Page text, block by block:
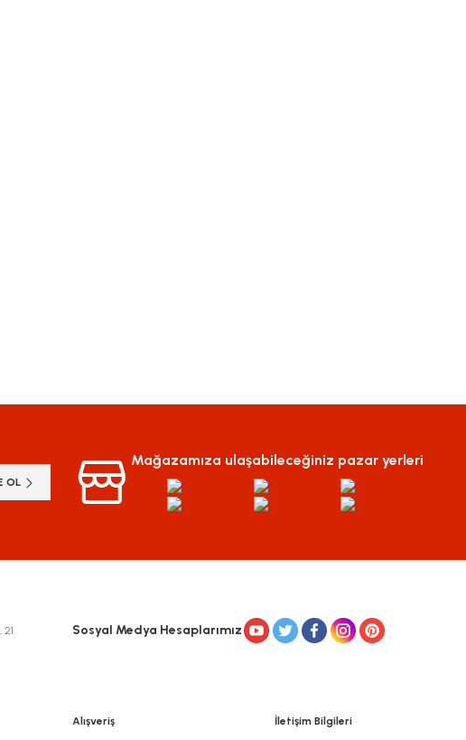
OL
Mağazamıza ulaşabileceğiniz pazar yerleri
Sosyal Medya Hesaplarımız
Alışveriş İletişim Bilgileri